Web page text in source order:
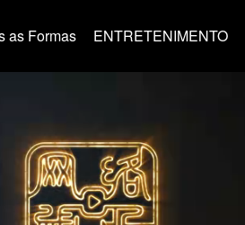
as Formas ENTRETENIMENTO